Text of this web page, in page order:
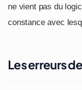
ne vient pas du
constance avec
Les erreurs